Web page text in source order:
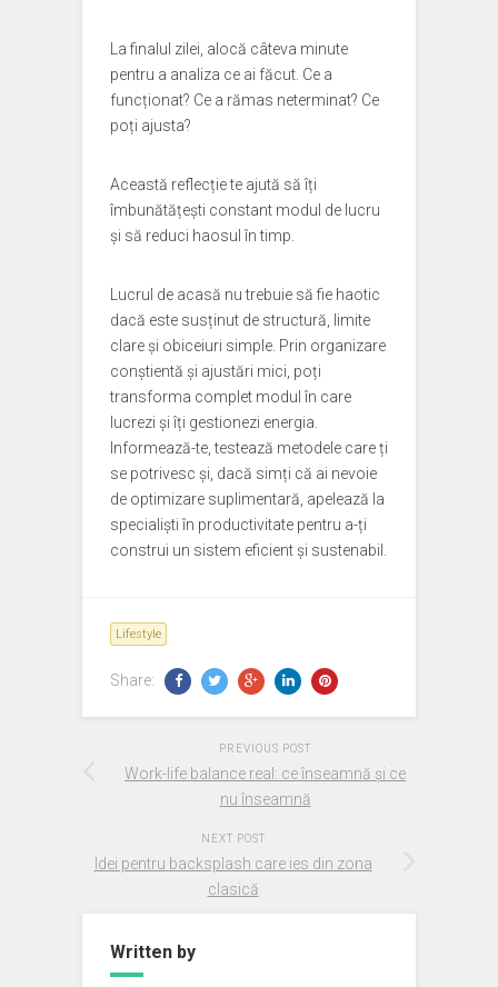
La finalul zilei, alocă câteva minute
pentru a analiza ce ai făcut. Ce a
funcționat? Ce a rămas neterminat? Ce
poți ajusta?
Această reflecție te ajută să îți
îmbunătățești constant modul de lucru
și să reduci haosul în timp.
Lucrul de acasă nu trebuie să fie haotic
dacă este susținut de structură, limite
clare și obiceiuri simple. Prin organizare
conștientă și ajustări mici, poți
transforma complet modul în care
lucrezi și îți gestionezi energia.
Informează-te, testează metodele care ți
se potrivesc și, dacă simți că ai nevoie
de optimizare suplimentară, apelează la
specialiști în productivitate pentru a-ți
construi un sistem eficient și sustenabil.
Lifestyle
Share:
PREVIOUS POST
Work-life balance real: ce înseamnă și ce
nu înseamnă
NEXT POST
Idei pentru backsplash care ies din zona
clasică
Written by